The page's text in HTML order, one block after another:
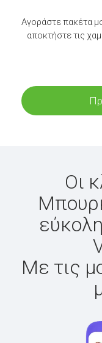
Αγοράστε πακέτα
αποκτήστε τις
Οι
Με τις